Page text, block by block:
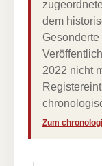
dem
2022 nicht
Zum